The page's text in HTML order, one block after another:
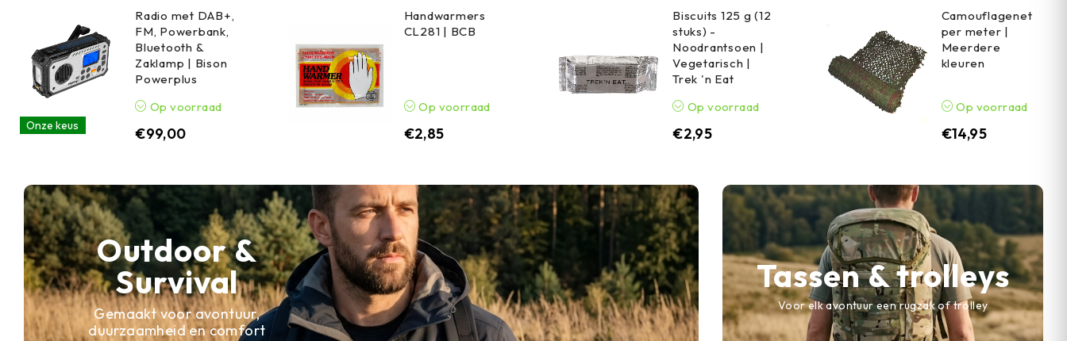
Onze keus
Radio met DAB+,
FM, Powerbank,
Bluetooth &
Zaklamp | Bison
Powerplus
Op voorraad
€99,00
Handwarmers
CL281 | BCB
Op voorraad
€2,85
Biscuits 125 g (12
stuks) -
Noodrantsoen |
Vegetarisch |
Trek 'n Eat
Op voorraad
€2,95
Camouflagenet
per meter |
Meerdere
kleuren
Op voorraad
€14,95
Outdoor &
Survival
Gemaakt voor avontuur,
duurzaamheid en comfort
Tassen & trolleys
Voor elk avontuur een rugzak of trolley